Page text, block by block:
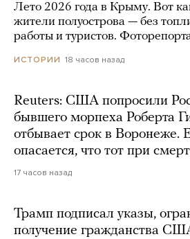
Лето 2026 года в Крыму. Вот
жители полуострова — без
работы и туристов.
ИСТОРИИ 18 часов назад
Reuters: США попросили
бывшего морпеха Роберта
отбывает срок в Воронеже.
опасается, что тот при
17 часов назад
Трамп подписал указы,
получение гражданства